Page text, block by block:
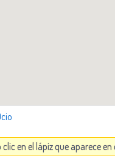
en el lápiz que aparece